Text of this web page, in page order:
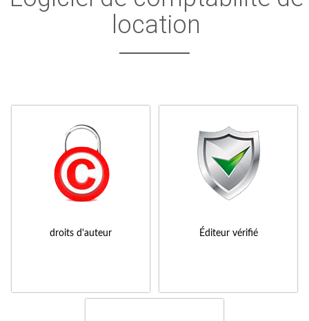
location
droits d'auteur Éditeur vérifié